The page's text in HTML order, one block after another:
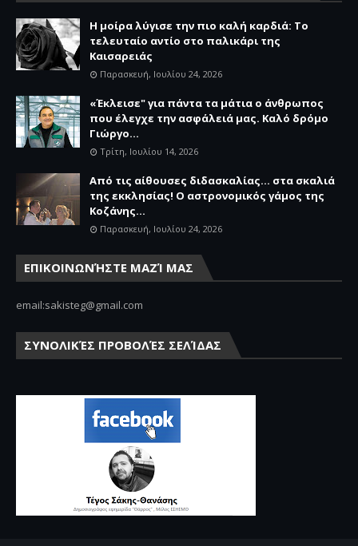
Η μοίρα λύγισε την πιο καλή καρδιά: Το
τελευταίο αντίο στο παλικάρι της
Καισαρειάς
Παρασκευή, Ιουλίου 24, 2026
«Έκλεισε" για πάντα τα μάτια ο άνθρωπος
που έλεγχε την ασφάλειά μας. Καλό δρόμο
Γιώργο...
Τρίτη, Ιουλίου 14, 2026
Από τις αίθουσες διδασκαλίας… στα σκαλιά
της εκκλησίας! Ο αστρονομικός γάμος της
Κοζάνης...
Παρασκευή, Ιουλίου 24, 2026
ΕΠΙΚΟΙΝΩΝΉΣΤΕ ΜΑΖΊ ΜΑΣ
email:sakisteg@gmail.com
ΣΥΝΟΛΙΚΈΣ ΠΡΟΒΟΛΈΣ ΣΕΛΊΔΑΣ